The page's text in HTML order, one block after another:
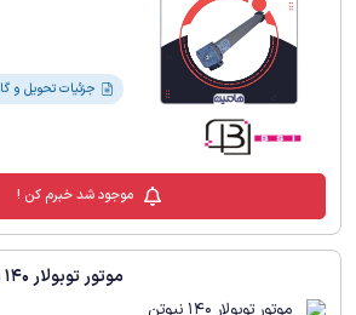
جزئیات تحویل و گارانتی
موجود شد خبرم کن !
موتور توبولار 140 نیوتن فوروارد